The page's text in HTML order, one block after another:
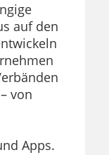
auf den
von
Apps.